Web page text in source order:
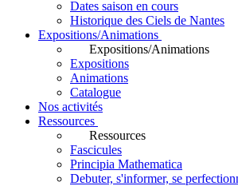
Dates saison en cours
Historique des Ciels de Nantes
Expositions/Animations
Expositions/Animations
Expositions
Animations
Catalogue
Nos activités
Ressources
Ressources
Fascicules
Principia Mathematica
Debuter, s'informer, se